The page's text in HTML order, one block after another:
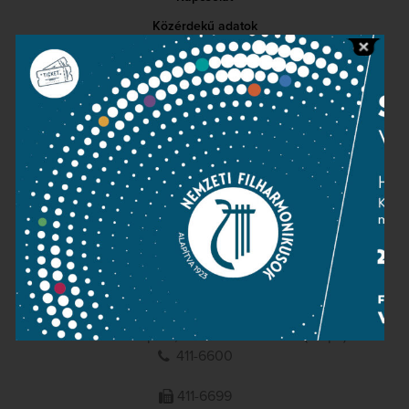
Közérdekű adatok
Sajtószoba
Adatvédelem
Impresszum
NEMZETI
FILHARMONIKUSOK
1095 Budapest, Komor Marcell u. 1. (Müpa)
411-6600
411-6699